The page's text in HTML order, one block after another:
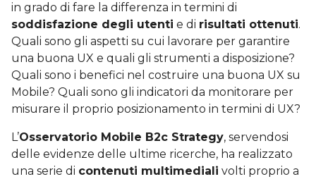
in grado di fare la differenza in termini di
soddisfazione degli utenti e di risultati ottenuti.
Quali sono gli aspetti su cui lavorare per garantire
una buona UX e quali gli strumenti a disposizione?
Quali sono i benefici nel costruire una buona UX su
Mobile? Quali sono gli indicatori da monitorare per
misurare il proprio posizionamento in termini di UX?
L’Osservatorio Mobile B2c Strategy, servendosi
delle evidenze delle ultime ricerche, ha realizzato
una serie di contenuti multimediali volti proprio a